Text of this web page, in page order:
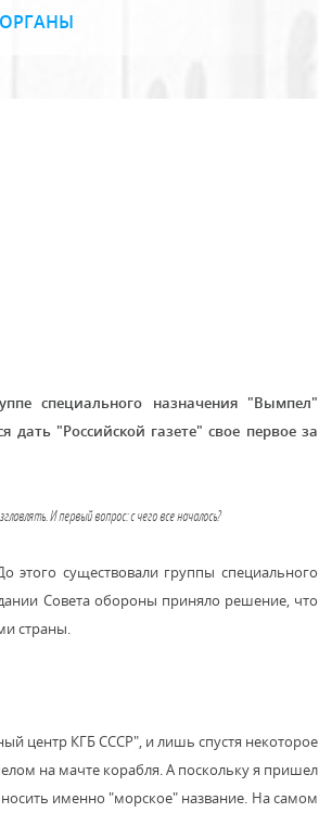
специального назначения "Вымпел"
дать "Российской газете" свое первое за
И первый вопрос: с чего все началось?
этого существовали группы специального
Совета обороны приняло решение, что
страны.
центр КГБ СССР", и лишь спустя некоторое
на мачте корабля. А поскольку я пришел
именно "морское" название. На самом